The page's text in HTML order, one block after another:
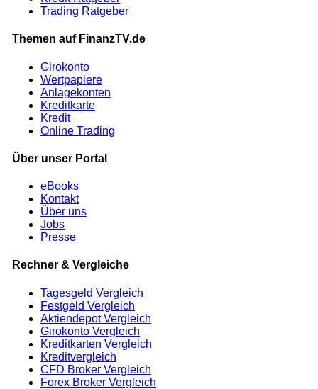
Trading Ratgeber
Themen auf FinanzTV.de
Girokonto
Wertpapiere
Anlagekonten
Kreditkarte
Kredit
Online Trading
Über unser Portal
eBooks
Kontakt
Über uns
Jobs
Presse
Rechner & Vergleiche
Tagesgeld Vergleich
Festgeld Vergleich
Aktiendepot Vergleich
Girokonto Vergleich
Kreditkarten Vergleich
Kreditvergleich
CFD Broker Vergleich
Forex Broker Vergleich